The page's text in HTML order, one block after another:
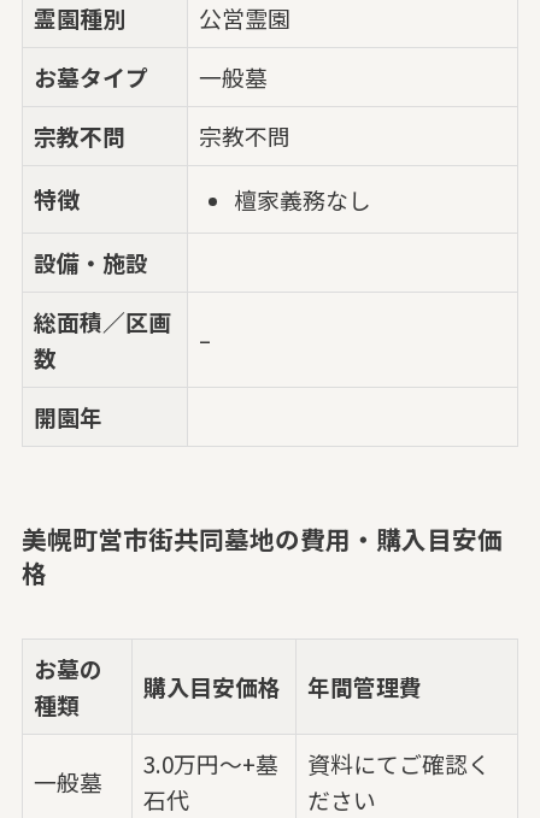
霊園種別
公営霊園
お墓タイプ
一般墓
宗教不問
宗教不問
特徴
檀家義務なし
設備・施設
総面積／区画
数
–
開園年
美幌町営市街共同墓地の費用・購入目安価
格
お墓の
種類
購入目安価格 年間管理費
一般墓
3.0万円～+墓
石代
資料にてご確認く
ださい